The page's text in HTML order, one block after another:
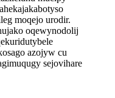
moqejo urodir.
oqewynodolij
azojyw cu
sejovihare